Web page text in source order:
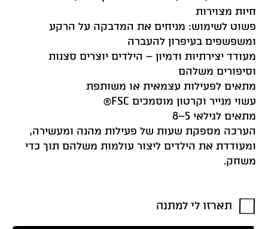
חיות מצוירות
פשוט לשימוש: מניחים את המדבקה על הרקע
ומשפשפים בעיפרון להעברה
מעודד יצירתיות ודמיון – הילדים יוצרים סצנות
וסיפורים משלהם
מתאים לפעילות עצמאית או משותפת
עשוי מנייר וקרטון מוסמכים FSC®
מתאים לגילאי 5–8
הערכה מספקת שעות של פעילות מהנה ומעשירה,
ומעודדת את הילדים ליצור עולמות משלהם תוך כדי
משחק.
תארזו לי למתנה